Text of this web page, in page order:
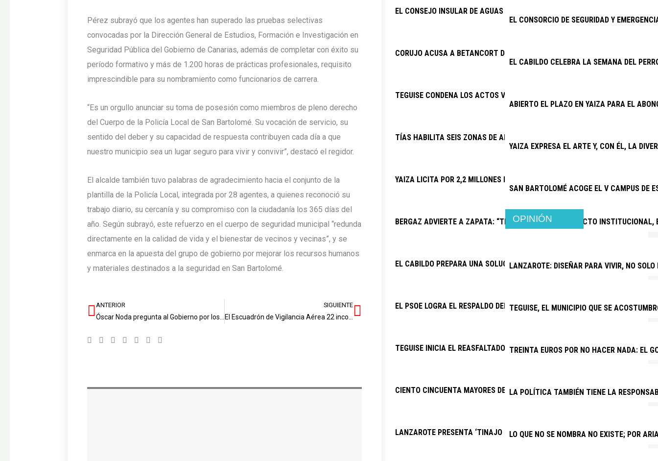
Pérez subrayó que los agentes han superado las pruebas selectivas
convocadas por la Dirección General de Estudios, Formación e Investigación en
Seguridad Pública del Gobierno de Canarias, además de completar con éxito su
período formativo y más de 1.200 horas de prácticas profesionales, requisito
imprescindible para su nombramiento como funcionarios de carrera.
“Es un orgullo anunciar su toma de posesión como miembros de pleno derecho
del Cuerpo de la Policía Local de San Bartolomé. Su vocación de servicio, su
sentido del deber y su capacidad de respuesta contribuyen cada día a que
nuestro municipio sea un lugar seguro para vivir y convivir”, destacó el regidor.
El alcalde también tuvo palabras de agradecimiento hacia el conjunto de la
plantilla de la Policía Local, integrada por 28 agentes, a quienes reconoció su
trabajo diario, su cercanía y su compromiso con la ciudadanía los 365 días del
año. Según subrayó, este refuerzo en el cuerpo de seguridad municipal “redunda
directamente en la calidad de vida y el bienestar de vecinos y vecinas”, y se
enmarca en la apuesta del grupo de gobierno por mejorar los recursos humanos
y materiales destinados a la seguridad en San Bartolomé.
Ant
ANTERIOR SIGUIENTESiguiente
EL CONSEJO INSULAR DE AGUAS ABORDA PROYECTOS POR MÁS DE 6,4
CORUJO ACUSA A BETANCORT DE PAGAR 15.500 EUROS A JOSÉ MARÍA
TEGUISE CONDENA LOS ACTOS VANDÁLICOS CONTRA ESPACIOS PÚBLICOS
TÍAS HABILITA SEIS ZONAS DE APARCAMIENTO Y REFUERZA TAXIS Y
YAIZA LICITA POR 2,2 MILLONES LAS MEJORAS DEL CAMPO DE FÚTBOL DE
BERGAZ ADVIERTE A ZAPATA: “TRAS UN AÑO DE CONFLICTO
EL CABILDO PREPARA UNA SOLUCIÓN PARA EL DRENAJE DE LA CARRETERA
EL PSOE LOGRA EL RESPALDO DEL CABILDO A UNA VENTANILLA ÚNICA PARA
TEGUISE INICIA EL REASFALTADO DE VARIAS CALLES DE LOS COCOTEROS
CIENTO CINCUENTA MAYORES DE YAIZA FESTEJAN EL DÍA DEL ABUELO
LANZAROTE PRESENTA ‘TINAJO PARA TODOS’, EL PRIMER EQUIPO
EL CONSORCIO DE SEGURIDAD Y
EL CABILDO CELEBRA LA SEMANA DEL
ABIERTO EL PLAZO EN YAIZA PARA EL
YAIZA EXPRESA EL ARTE Y, CON ÉL, LA
SAN BARTOLOMÉ ACOGE EL V CAMPUS DE
OPINIÓN
LANZAROTE: DISEÑAR PARA VIVIR, NO
TEGUISE, EL MUNICIPIO QUE SE
TREINTA EUROS POR NO HACER NADA: EL
LA POLÍTICA TAMBIÉN TIENE LA
LO QUE NO SE NOMBRA NO EXISTE; POR